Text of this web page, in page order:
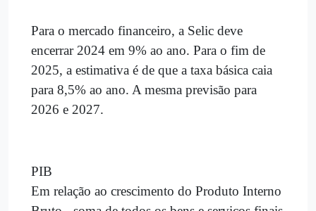
Para o mercado financeiro, a Selic deve
encerrar 2024 em 9% ao ano. Para o fim de
2025, a estimativa é de que a taxa básica caia
para 8,5% ao ano. A mesma previsão para
2026 e 2027.
PIB
Em relação ao crescimento do Produto Interno